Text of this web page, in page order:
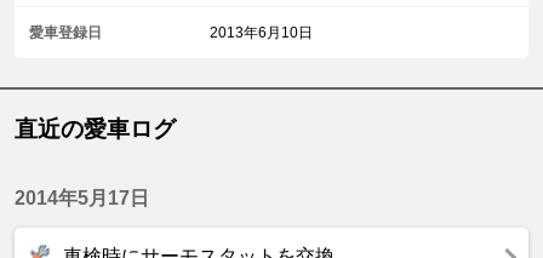
愛車登録日 2013年6月10日
直近の愛車ログ
2014年5月17日